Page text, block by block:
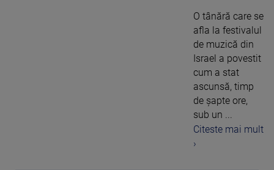
O tânără care se
afla la festivalul
de muzică din
Israel a povestit
cum a stat
ascunsă, timp
de șapte ore,
sub un ...
Citeste mai mult
›